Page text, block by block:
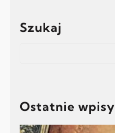
Szukaj
Ostatnie wpisy